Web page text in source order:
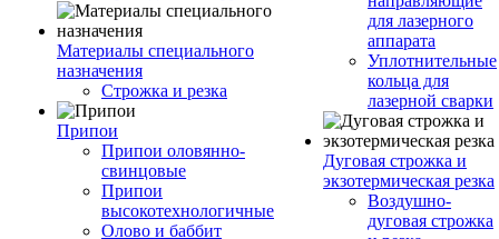
Материалы специального
назначения
Строжка и резка
Припои
Припои оловянно-
свинцовые
Припои
высокотехнологичные
Олово и баббит
для лазерного
аппарата
Уплотнительные
кольца для
лазерной сварки
Дуговая строжка и
экзотермическая резка
Воздушно-
дуговая строжка